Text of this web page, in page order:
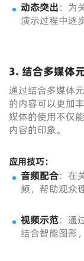
动态突出：为
演示过程中逐
3. 结合多媒体
通过结合多媒体
的内容可以更加
媒体的使用不仅
内容的印象。
应用技巧：
音频配合：在
频，帮助观众
视频示范：通
结合智能图形